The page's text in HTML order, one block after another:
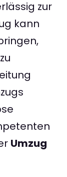
zur
kann
Umzug